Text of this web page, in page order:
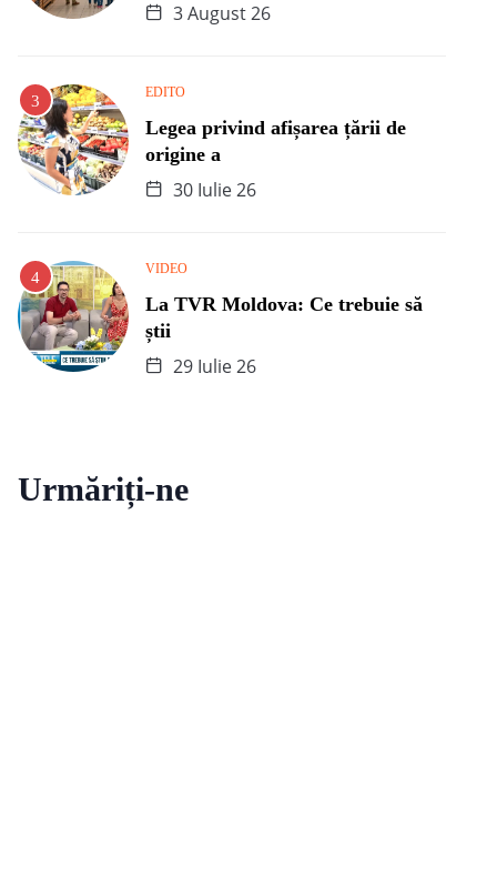
3 August 26
EDITO
Legea privind afișarea țării de
origine a
30 Iulie 26
VIDEO
La TVR Moldova: Ce trebuie să
știi
29 Iulie 26
Urmăriți-ne